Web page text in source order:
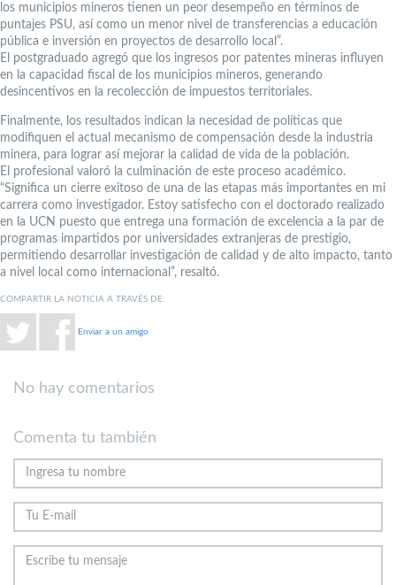
los municipios mineros tienen un peor desempeño en términos de
puntajes PSU, así como un menor nivel de transferencias a educación
pública e inversión en proyectos de desarrollo local”.
El postgraduado agregó que los ingresos por patentes mineras influyen
en la capacidad fiscal de los municipios mineros, generando
desincentivos en la recolección de impuestos territoriales.
Finalmente, los resultados indican la necesidad de políticas que
modifiquen el actual mecanismo de compensación desde la industria
minera, para lograr así mejorar la calidad de vida de la población.
El profesional valoró la culminación de este proceso académico.
“Significa un cierre exitoso de una de las etapas más importantes en mi
carrera como investigador. Estoy satisfecho con el doctorado realizado
en la UCN puesto que entrega una formación de excelencia a la par de
programas impartidos por universidades extranjeras de prestigio,
permitiendo desarrollar investigación de calidad y de alto impacto, tanto
a nivel local como internacional”, resaltó.
COMPARTIR LA NOTICIA A TRAVÉS DE:
Enviar a un amigo
No hay comentarios
Comenta tu también